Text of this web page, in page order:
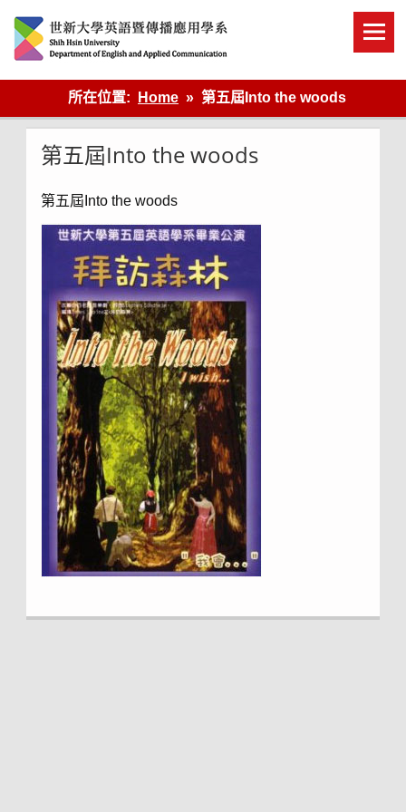
content
英語傳播
所在位置:
Home 第五屆Into the woods
第五屆Into the woods
第五屆Into the woods